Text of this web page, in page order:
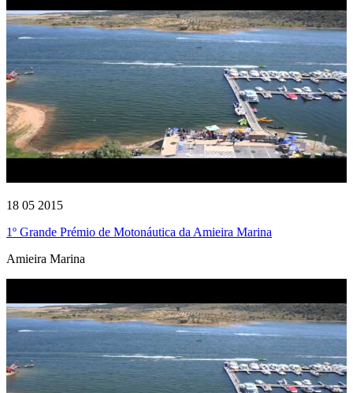
18 05 2015
1º Grande Prémio de Motonáutica da Amieira Marina
Amieira Marina